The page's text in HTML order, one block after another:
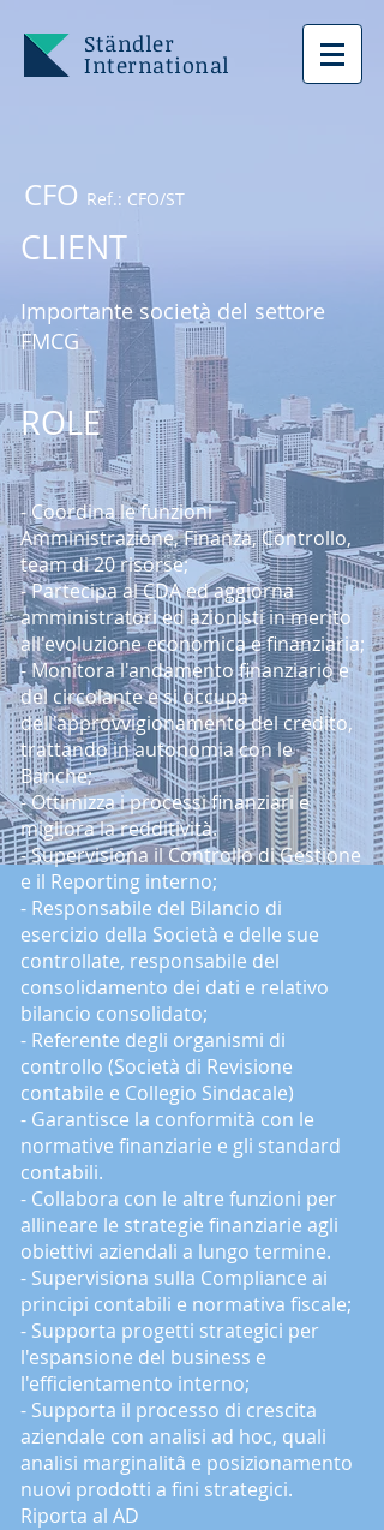
Ständler
International
CFO Ref.: CFO/ST
CLIENT
Importante società del settore
FMCG
ROLE
- Coordina le funzioni
Amministrazione, Finanza, Controllo,
team di 20 risorse;
- Partecipa al CDA ed aggiorna
amministratori ed azionisti in merito
all'evoluzione economica e finanziaria;
- Monitora l'andamento finanziario e
del circolante e si occupa
dell'approvvigionamento del credito,
trattando in autonomia con le
Banche;
- Ottimizza i processi finanziari e
migliora la redditività.
- Supervisiona il Controllo di Gestione
e il Reporting interno;
- Responsabile del Bilancio di
esercizio della Società e delle sue
controllate, responsabile del
consolidamento dei dati e relativo
bilancio consolidato;
- Referente degli organismi di
controllo (Società di Revisione
contabile e Collegio Sindacale)
- Garantisce la conformità con le
normative finanziarie e gli standard
contabili.
- Collabora con le altre funzioni per
allineare le strategie finanziarie agli
obiettivi aziendali a lungo termine.
- Supervisiona sulla Compliance ai
principi contabili e normativa fiscale;
- Supporta progetti strategici per
l'espansione del business e
l'efficientamento interno;
- Supporta il processo di crescita
aziendale con analisi ad hoc, quali
analisi marginalitâ e posizionamento
nuovi prodotti a fini strategici.
Riporta al AD